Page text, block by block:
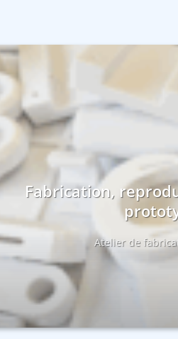
Fabrication,
Atelier de